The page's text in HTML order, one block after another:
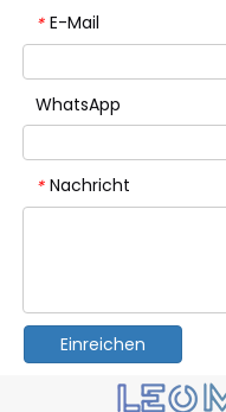
* E-Mail
WhatsApp
* Nachricht
Einreichen